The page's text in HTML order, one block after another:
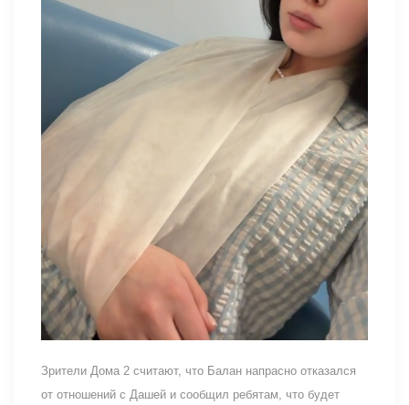
Зрители Дома 2 считают, что Балан напрасно отказался
от отношений с Дашей и сообщил ребятам, что будет